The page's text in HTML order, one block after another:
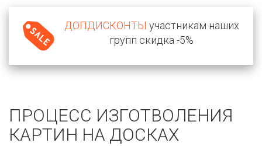
ДОПДИСКОНТЫ участникам наших
групп скидка -5%
ПРОЦЕСС ИЗГОТВОЛЕНИЯ
КАРТИН НА ДОСКАХ